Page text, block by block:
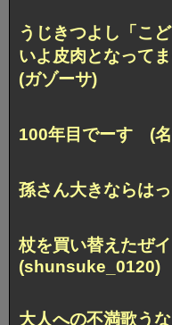
うじきつよし「こ
いよ皮肉となって
(ガゾーサ)
100年目でーす (
孫さん大きならは
杖を買い替えたぜ
(shunsuke_0120)
大人への不満歌う